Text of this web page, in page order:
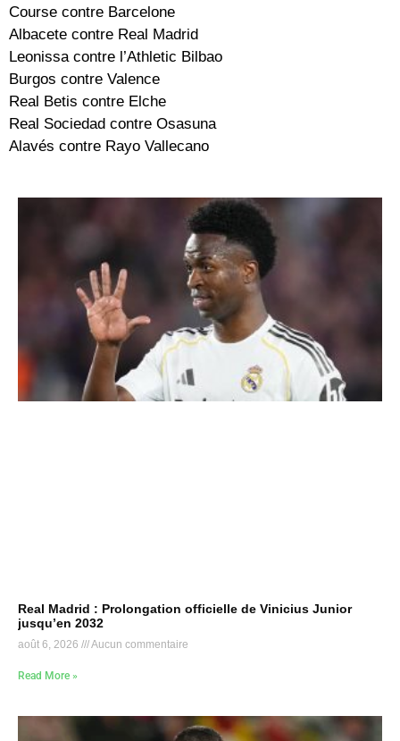
Course contre Barcelone
Albacete contre Real Madrid
Leonissa contre l’Athletic Bilbao
Burgos contre Valence
Real Betis contre Elche
Real Sociedad contre Osasuna
Alavés contre Rayo Vallecano
Real Madrid : Prolongation officielle de Vinicius Junior
jusqu’en 2032
août 6, 2026 Aucun commentaire
Read More »